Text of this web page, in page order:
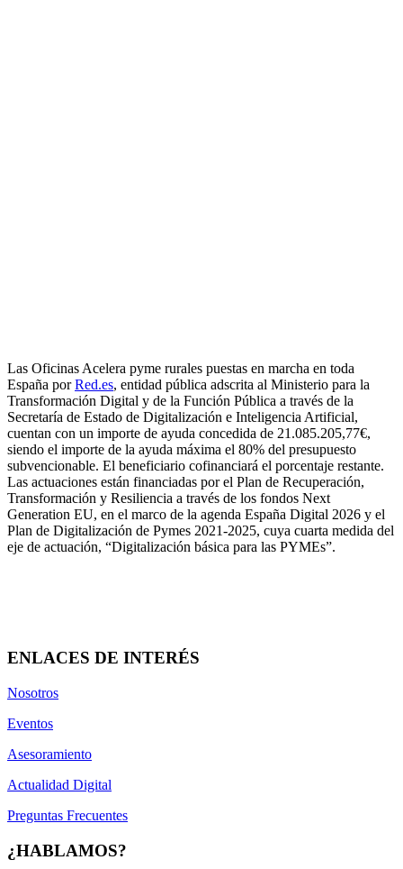
Las Oficinas Acelera pyme rurales puestas en marcha en toda
España porRed.es, entidad pública adscrita al Ministerio para la
Transformación Digital y de la Función Pública a través de la
Secretaría de Estado de Digitalización e Inteligencia Artificial,
cuentan con un importe de ayuda concedida de 21.085.205,77€,
siendo el importe de la ayuda máxima el 80% del presupuesto
subvencionable. El beneficiario cofinanciará el porcentaje restante.
Las actuaciones están financiadas por el Plan de Recuperación,
Transformación y Resiliencia a través de los fondos Next
Generation EU, en el marco de la agenda España Digital 2026 y el
Plan de Digitalización de Pymes 2021-2025, cuya cuarta medida del
eje de actuación, “Digitalización básica para las PYMEs”.
ENLACES DE INTERÉS
Nosotros
Eventos
Asesoramiento
Actualidad Digital
Preguntas Frecuentes
¿HABLAMOS?